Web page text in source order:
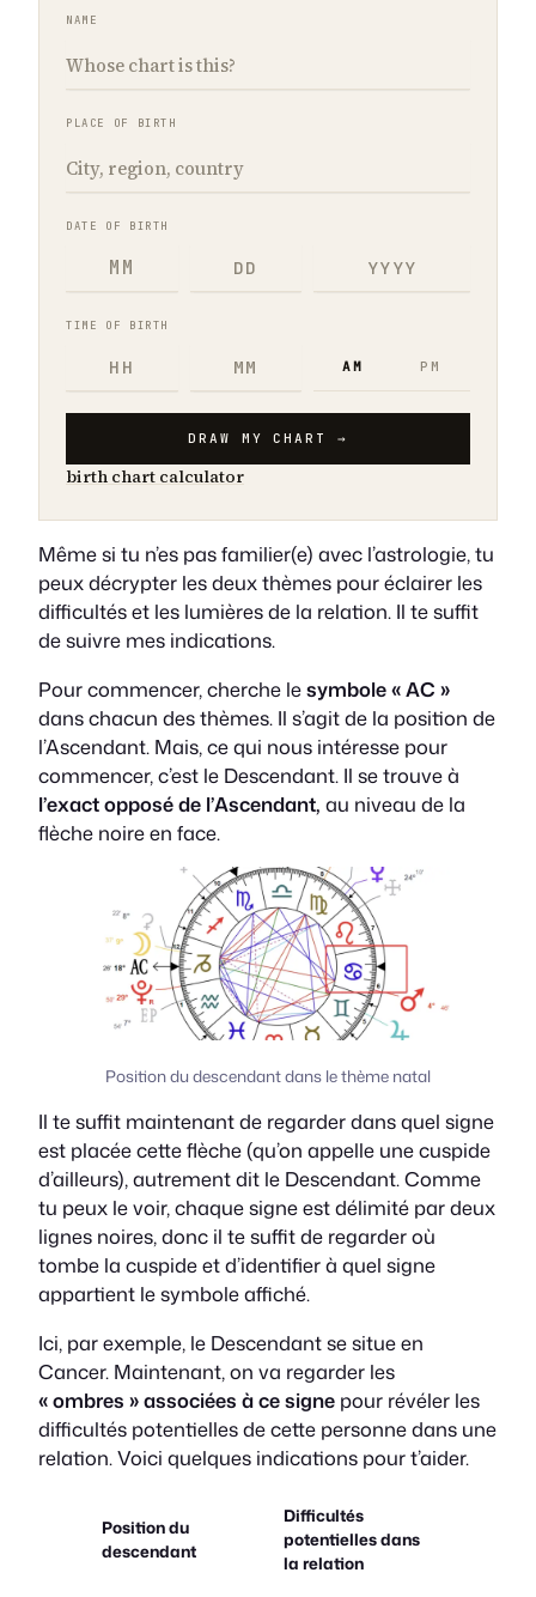
NAME
PLACE OF BIRTH
DATE OF BIRTH
TIME OF BIRTH
AM PM
DRAW MY CHART →
birth chart calculator
Même si tu n’es pas familier(e) avec l’astrologie, tu
peux décrypter les deux thèmes pour éclairer les
difficultés et les lumières de la relation. Il te suffit
de suivre mes indications.
Pour commencer, cherche lesymbole « AC »
dans chacun des thèmes. Il s’agit de la position de
l’Ascendant. Mais, ce qui nous intéresse pour
commencer, c’est le Descendant. Il se trouve à
l’exact opposé de l’Ascendant, au niveau de la
flèche noire en face.
Position du descendant dans le thème natal
Il te suffit maintenant de regarder dans quel signe
est placée cette flèche (qu’on appelle unecuspide
d’ailleurs), autrement dit le Descendant. Comme
tu peux le voir, chaque signe est délimité par deux
lignes noires, donc il te suffit de regarder où
tombe la cuspide et d’identifier à quel signe
appartient le symbole affiché.
Ici, par exemple, le Descendant se situe en
Cancer. Maintenant, on va regarder les
« ombres » associées à ce signe pour révéler les
difficultés potentielles de cette personne dans une
relation. Voici quelques indications pour t’aider.
Position du
descendant
Difficultés
potentielles dans
la relation